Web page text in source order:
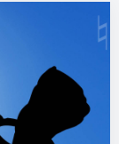
♯ ♬
♫
♮